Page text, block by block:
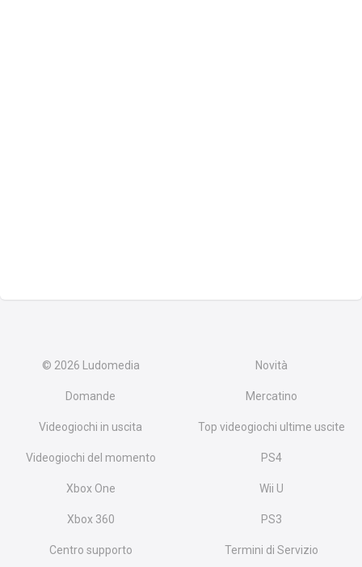
© 2026 Ludomedia Novità
Domande Mercatino
Videogiochi in uscita Top videogiochi ultime uscite
Videogiochi del momento PS4
Xbox One Wii U
Xbox 360 PS3
Centro supporto Termini di Servizio